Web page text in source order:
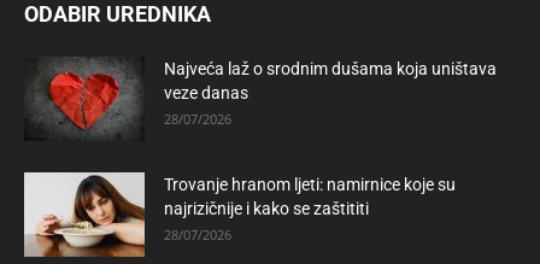
ODABIR UREDNIKA
Najveća laž o srodnim dušama koja uništava
veze danas
28/07/2026
Trovanje hranom ljeti: namirnice koje su
najrizičnije i kako se zaštititi
28/07/2026